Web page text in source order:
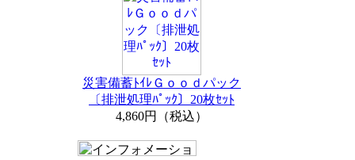
災害備蓄ﾄｲﾚＧｏｏｄパック
〔排泄処理ﾊﾟｯｸ〕20枚ｾｯﾄ
4,860円（税込）